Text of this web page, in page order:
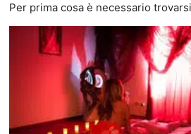
Per prima cosa è necessario